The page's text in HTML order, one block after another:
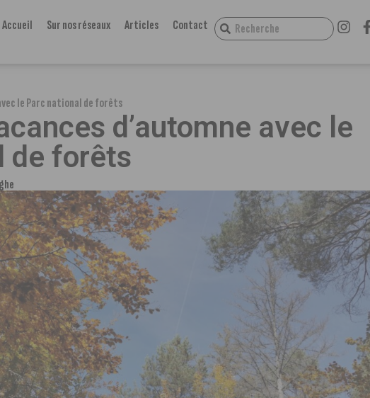
Accueil Sur nos réseaux Articles Contact
le Parc national de forêts
d’automne avec le
de forêts